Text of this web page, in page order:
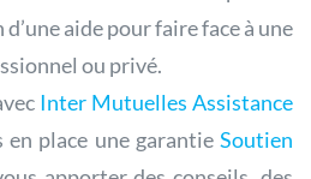
aide pour faire face à une
ou privé.
Inter Mutuelles Assistance
en place une garantie Soutien